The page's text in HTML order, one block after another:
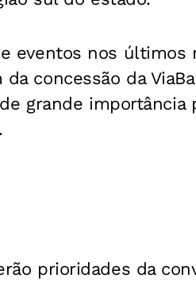
eventos nos últimos
concessão da
grande importância
prioridades da